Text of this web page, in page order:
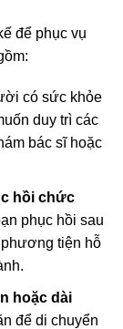
để phục vụ
có sức khỏe
duy trì các
bác sĩ hoặc
hồi chức
phục hồi sau
tiện hỗ
hoặc dài
để di chuyển